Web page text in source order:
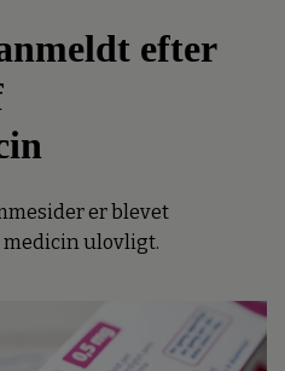
efter
er blevet
ulovligt.